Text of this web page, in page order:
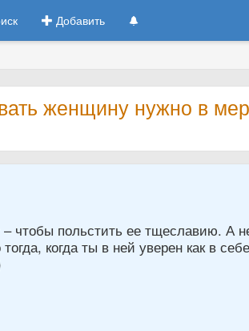
Добавить
женщину нужно в
чтобы польстить ее тщеславию. А
когда ты в ней уверен как в